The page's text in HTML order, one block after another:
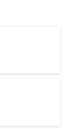
さを超えると